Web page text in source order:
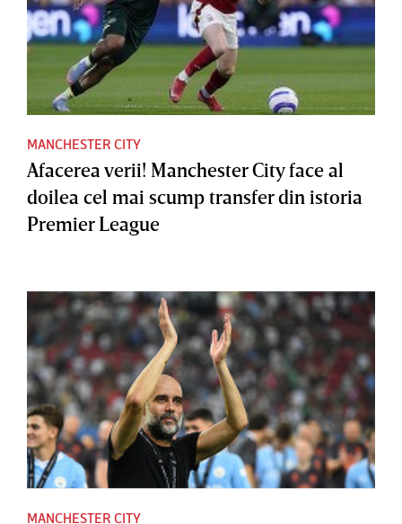
MANCHESTER CITY
Afacerea verii! Manchester City face al
doilea cel mai scump transfer din istoria
Premier League
MANCHESTER CITY